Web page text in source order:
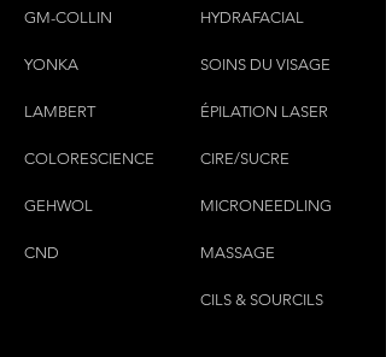
GM-COLLIN
YONKA
LAMBERT
COLORESCIENCE
GEHWOL
CND
HYDRAFACIAL
SOINS DU VISAGE
ÉPILATION LASER
CIRE/SUCRE
MICRONEEDLING
MASSAGE
CILS & SOURCILS